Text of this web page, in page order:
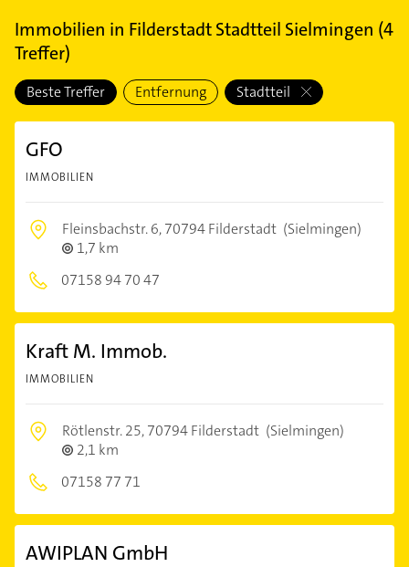
Immobilien in Filderstadt Stadtteil Sielmingen (4
Treffer)
Beste Treffer Entfernung Stadtteil
GFO
IMMOBILIEN
Fleinsbachstr. 6,70794 Filderstadt (Sielmingen)
1,7 km
07158 94 70 47
Kraft M. Immob.
IMMOBILIEN
Rötlenstr. 25,70794 Filderstadt (Sielmingen)
2,1 km
07158 77 71
AWIPLAN GmbH